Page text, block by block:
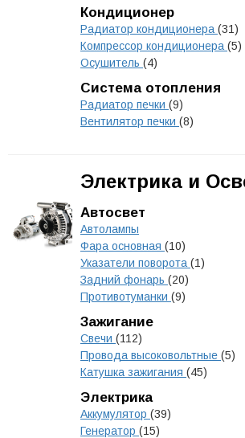
Кондиционер
Радиатор кондиционера (31)
Компрессор кондиционера (5)
Осушитель (4)
Система отопления
Радиатор печки (9)
Вентилятор печки (8)
Электрика и
Автосвет
Автолампы
Фара основная (10)
Указатели поворота (1)
Задний фонарь (20)
Противотуманки (9)
Зажигание
Свечи (112)
Провода высоковольтные (5)
Катушка зажигания (45)
Электрика
Аккумулятор (39)
Генератор (15)